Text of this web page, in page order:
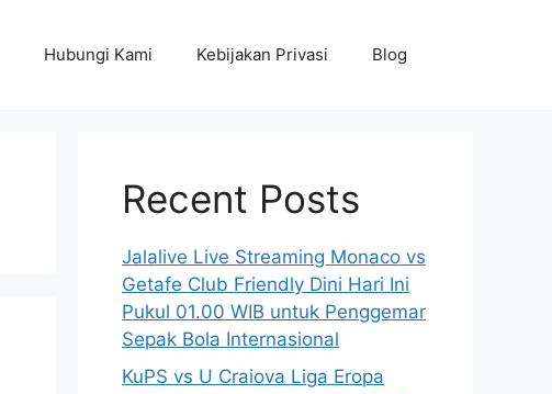
Hubungi Kami Kebijakan Privasi Blog
Recent Posts
Jalalive Live Streaming Monaco vs
Getafe Club Friendly Dini Hari Ini
Pukul 01.00 WIB untuk Penggemar
Sepak Bola Internasional
KuPS vs U Craiova Liga Eropa